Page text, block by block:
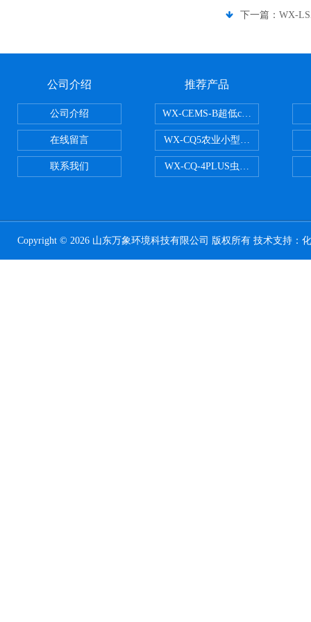
下一篇： WX-
公司介绍
公司介绍
在线留言
联系我们
推荐产品
WX-CEMS-B超低cems烟气监测系
WX-CQ5农业小型气象站
WX-CQ-4PLUS虫情测报灯
Copyright © 2026 山东万象环境科技有限公司 版权所有 技术支持：